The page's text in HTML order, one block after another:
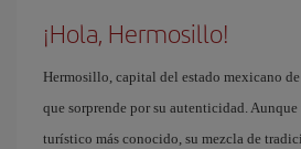
¡Hola, Hermosillo!
Hermosillo, capital del estado mexicano
que sorprende por su autenticidad.
turístico más conocido, su mezcla de